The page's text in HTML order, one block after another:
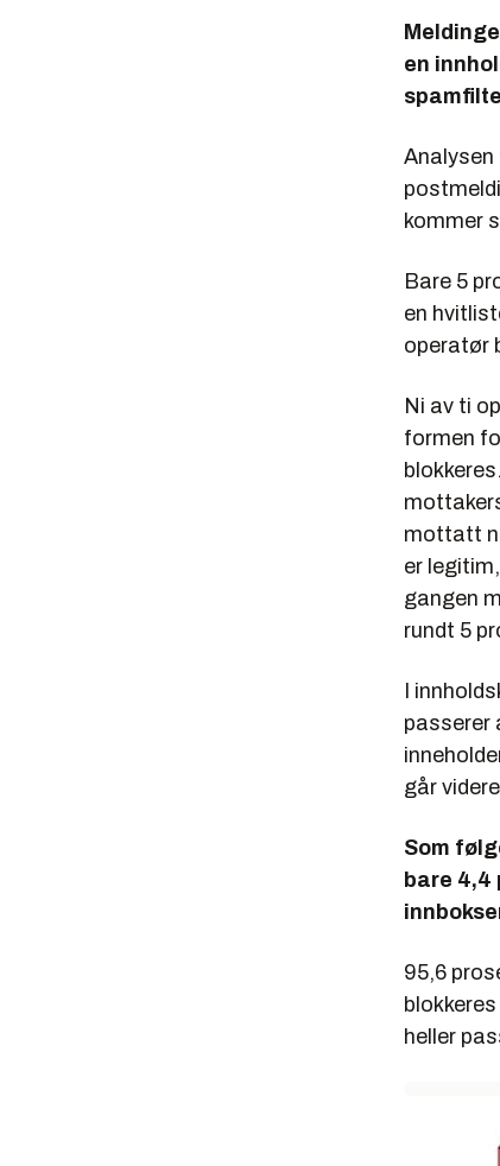
en
Analysen
kommer
Bare 5
en
operatør
Ni av ti
formen
mottatt
er
gangen
rundt 5
I
passerer
går
Som
bare 4,4
95,6
heller